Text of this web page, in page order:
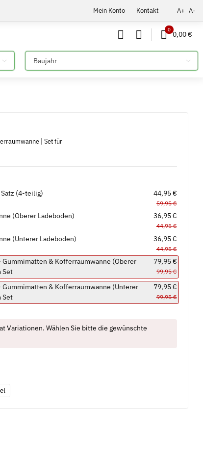
Mein Konto Kontakt A+ A-
0 0,00 €
Bitte auswählen
| Set für
(4-teilig)
44,95 €
59,95 €
(Oberer Ladeboden) 36,95 €
44,95 €
(Unterer Ladeboden) 36,95 €
44,95 €
Gummimatten & Kofferraumwanne (Oberer
Set
79,95 €
99,95 €
Gummimatten & Kofferraumwanne (Unterer
Set
79,95 €
99,95 €
Variationen. Wählen Sie bitte die gewünschte